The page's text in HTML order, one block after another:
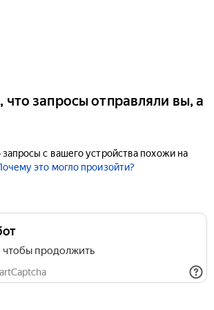
что запросы отправляли вы, а
с вашего устройства похожи на
это могло произойти?
продолжить